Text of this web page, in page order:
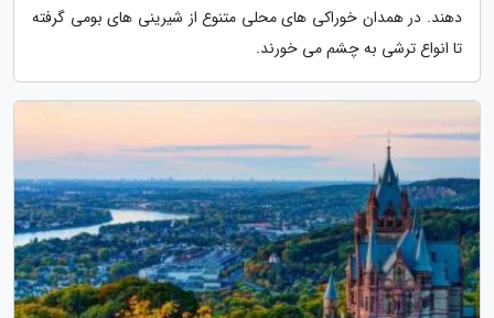
دهند. در همدان خوراکی های محلی متنوع از شیرینی های بومی گرفته
تا انواع ترشی به چشم می خورند.